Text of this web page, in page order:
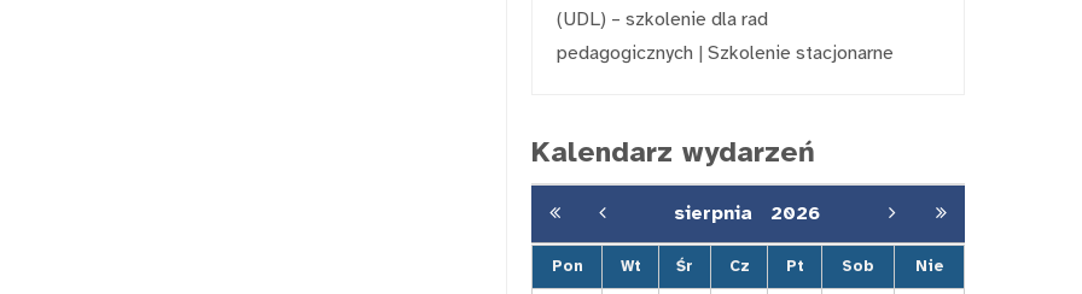
(UDL) – szkolenie dla rad
pedagogicznych | Szkolenie stacjonarne
Kalendarz wydarzeń
sierpnia 2026
Pon Wt Śr Cz Pt Sob Nie